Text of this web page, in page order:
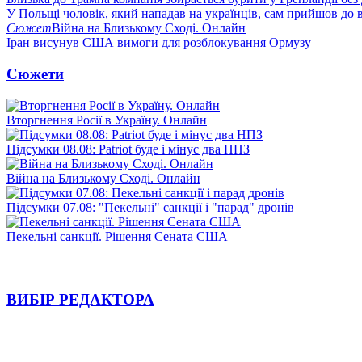
У Польщі чоловік, який нападав на українців, сам прийшов до
СюжетВійна на Близькому Сході. Онлайн
Іран висунув США вимоги для розблокування Ормузу
Сюжети
Вторгнення Росії в Україну. Онлайн
Підсумки 08.08: Patriot буде і мінус два НПЗ
Війна на Близькому Сході. Онлайн
Підсумки 07.08: "Пекельні" санкції і "парад" дронів
Пекельні санкції. Рішення Сената США
ВИБІР РЕДАКТОРА